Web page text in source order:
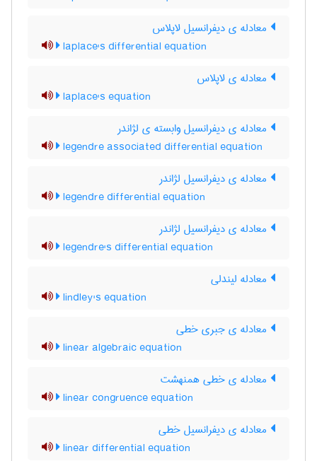
معادله ی دیفرانسیل لاپلاس
laplace's differential equation
معادله ی لاپلاس
laplace's equation
معادله ی دیفرانسیل وابسته ی لژاندر
legendre associated differential equation
معادله ی دیفرانسیل لژاندر
legendre differential equation
معادله ی دیفرانسیل لژاندر
legendre's differential equation
معادله لیندلی
lindley's equation
معادله ی جبری خطی
linear algebraic equation
معادله ی خطی همنهشت
linear congruence equation
معادله ی دیفرانسیل خطی
linear differential equation